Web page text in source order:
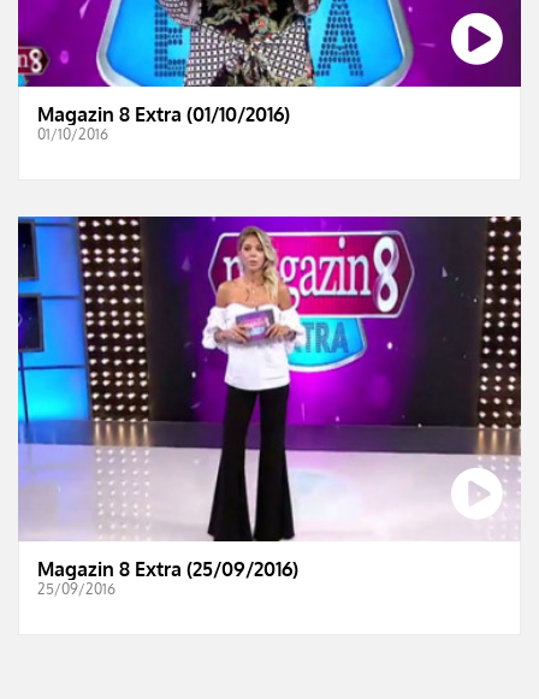
Magazin 8 Extra (01/10/2016)
01/10/2016
Magazin 8 Extra (25/09/2016)
25/09/2016